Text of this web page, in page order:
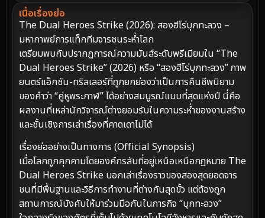
เนื้อเรื่องย่อ
The Dual Heroes Strike (2026): สองฮีโร่บุกทะลวง –
มหากาพย์การแท็กทีมจารชนระห่ำโลก
เตรียมพบกับปรากฏการณ์ความมันส์ระดับพรีเมียมใน “The
Dual Heroes Strike” (2026) หรือ “สองฮีโร่บุกทะลวง” ภาพ
ยนตร์แอ็กชัน-ทริลเลอร์ที่ถูกยกย่องว่าเป็นการคืนชีพนิยาม
ของคำว่า “คู่หูพระกาฬ” ได้อย่างสมบูรณ์แบบที่สุดแห่งปี นี่คือ
ผลงานที่เหล่านักวิจารณ์ต่างยอมรับในความระห่ำของงานสร้าง
และชั้นเชิงการเล่าเรื่องที่คาดเดาไม่ได้
เรื่องย่ออย่างเป็นทางการ (Official Synopsis)
เมื่อโลกถูกคุกคามโดยองค์กรลับที่อยู่เหนือเหนือกฎหมาย The
Dual Heroes Strike บอกเล่าเรื่องราวของสองสุดยอดจาร
ชนที่มีพื้นฐานและวิธีการทำงานที่ต่างกันสุดขั้ว แต่ต้องถูก
สถานการณ์บังคับให้มาร่วมมือกันในภารกิจ “บุกทะลวง”